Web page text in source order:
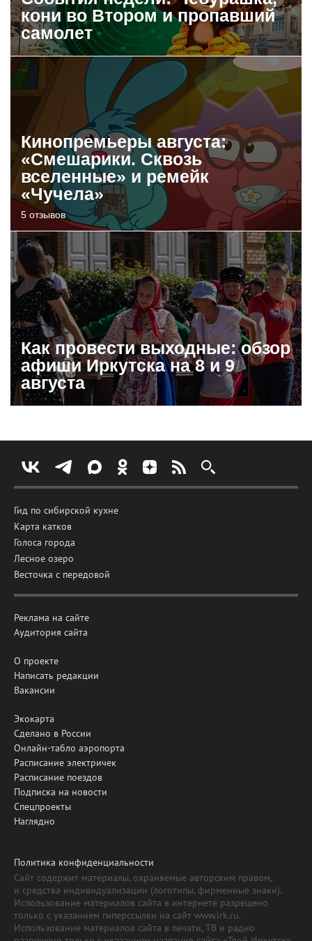
кони во Втором и пропавший
самолет
Кинопремьеры августа:
«Смешарики. Сквозь
вселенные» и ремейк
«Чучела»
5 отзывов
Как провести выходные: обзор
афиши Иркутска на 8 и 9
августа
Гид по сибирской кухне
Карта катков
Голоса города
Лесное озеро
Весточка с передовой
Реклама на сайте
Аудитория сайта
О проекте
Написать редакции
Вакансии
Экокарта
Сделано в России
Онлайн-табло аэропорта
Расписание электричек
Расписание поездов
Подписка на новости
Спецпроекты
Наглядно
Политика конфиденциальности
Сайт содержит материалы, охраняемые авторским правом,
и средства индивидуализации (логотипы, фирменные знаки).
Использование материалов сайта в интернете разрешено
только с указанием гиперссылки на сайт www.irk.ru.
Использование материалов сайта в печати, ТВ и радио